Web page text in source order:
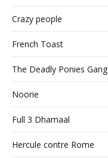
Crazy people
French Toast
The Deadly Ponies Gang
Noorie
Full 3 Dhamaal
Hercule contre Rome